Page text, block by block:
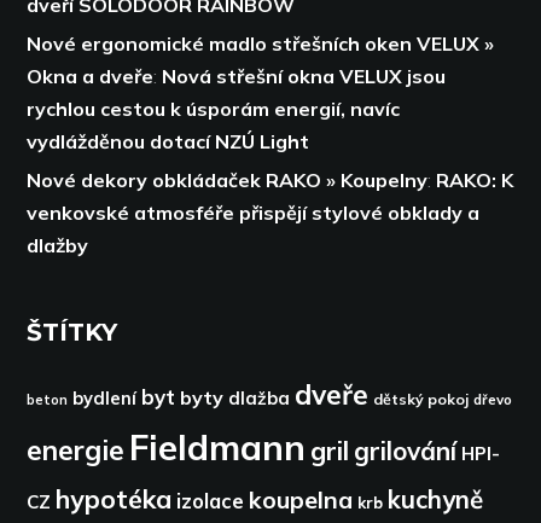
dveří SOLODOOR RAINBOW
Nové ergonomické madlo střešních oken VELUX »
Okna a dveře: Nová střešní okna VELUX jsou
rychlou cestou k úsporám energií, navíc
vydlážděnou dotací NZÚ Light
Nové dekory obkládaček RAKO » Koupelny: RAKO: K
venkovské atmosféře přispějí stylové obklady a
dlažby
ŠTÍTKY
beton bydlení byt byty dlažba dveře dětský pokoj dřevo
energie Fieldmann gril grilování HPI-
CZ hypotéka izolace koupelna krb kuchyně